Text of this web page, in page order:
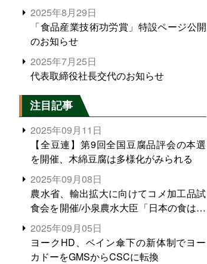
2025年8月29日
「食品産業技術功労賞」特設ページ公開
のお知らせ
2025年7月25日
代表取締役社長交代のお知らせ
注目記事
2025年09月11日
【全豆連】第9回全国豆腐品評会の本選
を開催、木綿豆腐は多様化がみられる
2025年09月08日
農水省、輸出拡大に向けてコメ加工品試
食会を開催/小泉農水大臣「日本の食は世
界でトップをとれる。米増産に向けて、
米輸出需要の拡大を」
2025年09月05日
ヨークHD、ベイン傘下の新体制でヨー
カドーをGMSからCSCに転換